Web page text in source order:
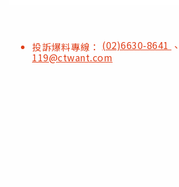
投訴爆料專線： (02)6630-8641
119@ctwant.com